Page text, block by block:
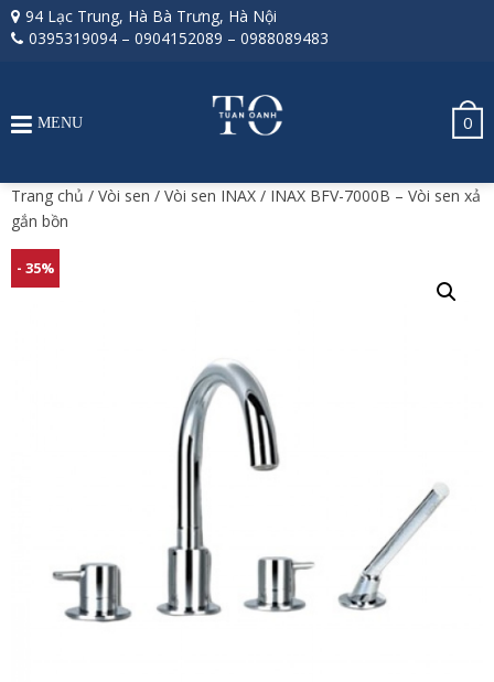
94 Lạc Trung, Hà Bà Trưng, Hà Nội
0395319094 – 0904152089 – 0988089483
0
MENU
Trang chủ / Vòi sen / Vòi sen INAX / INAX BFV-7000B – Vòi sen xả
gắn bồn
- 35%